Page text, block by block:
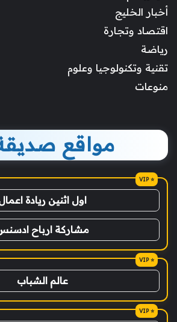
أخبار الخليج
اقتصاد وتجارة
رياضة
تقنية وتكنولوجيا وعلوم
منوعات
مواقع
اول اثنين ريادة
مشاركة ارباح
عالم الشباب